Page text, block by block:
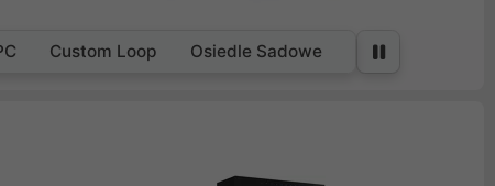
Custom Loop Osiedle Sadowe